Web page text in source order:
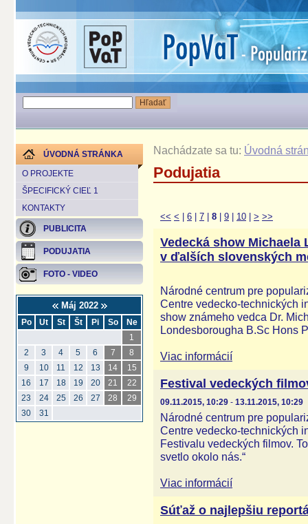
ÚVODNÁ STRÁNKA
O PROJEKTE
ŠPECIFICKÝ CIEĽ 1
KONTAKTY
PUBLICITA
PODUJATIA
FOTO - VIDEO
Máj 2022
Po Ut St Št Pi So
Ne
1
2
3 4 5 6 7
8
9
10 11 12 13 14
15
16
17 18 19 20 21
22
23
24 25 26 27 28
29
30
31
Nachádzate sa tu: Úvodná
Podujatia
<< < 6 7 8 9 10 > >>
Vedecká show
v ďalších slovenských
Národné centrum pre
Centre vedecko-technických
show známeho vedca Dr.
Londesborougha B.Sc Hons
Viac informácií
Festival vedeckých
09.11.2015, 10:29 - 13.11.2015, 10:29
Národné centrum pre
Centre vedecko-technických
Festivalu vedeckých filmov.
svetlo okolo nás.“
Viac informácií
Súťaž o najlepšiu